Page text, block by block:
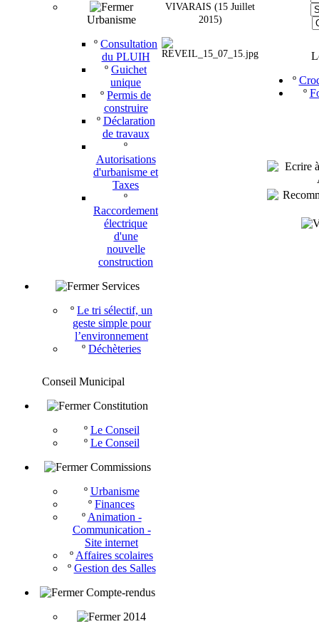
Urbanisme
º Consultation
du PLUIH
º Guichet
unique
º Permis de
construire
º Déclaration
de travaux
º
Autorisations
d'urbanisme et
Taxes
º
Raccordement
électrique
d'une
nouvelle
construction
Services
º Le tri sélectif, un
geste simple pour
l’environnement
º Déchèteries
Conseil Municipal
Constitution
º Le Conseil
º Le Conseil
Commissions
º Urbanisme
º Finances
º Animation -
Communication -
Site internet
º Affaires scolaires
º Gestion des Salles
Compte-rendus
2014
VIVARAIS (15 Juillet
2015)
º
º